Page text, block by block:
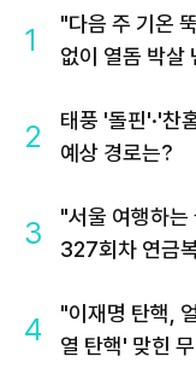
1
"다음 주 기온
없이 열돔 박살
2
태풍 '돌핀'·'찬
예상 경로는?
3
"서울 여행하
327회차 연금
4
"이재명 탄핵,
열 탄핵' 맞힌